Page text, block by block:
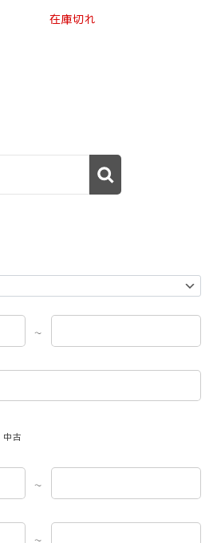
在庫切れ
～
中古
～
～